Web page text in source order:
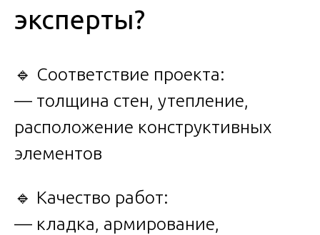
эксперты?
🔹 Соответствие проекта:
— толщина стен, утепление,
расположение конструктивных
элементов
🔹 Качество работ:
— кладка, армирование,